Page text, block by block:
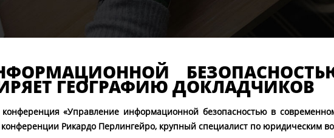
ГЕОГРАФИЮ ДОКЛАДЧИКОВ
«Управление информационной безопасностью в
Рикардо Перлингейро, крупный специалист по юридическим